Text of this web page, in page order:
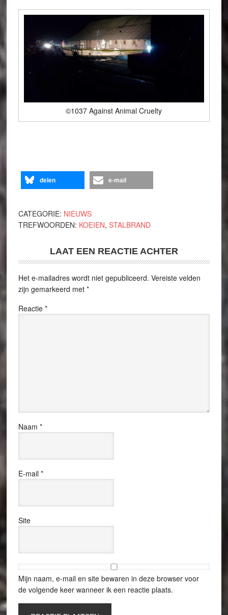
©1037 Against Animal Cruelty
delen e-mail
CATEGORIE: NIEUWS
TREFWOORDEN: KOEIEN, STALBRAND
LAAT EEN REACTIE ACHTER
Het e-mailadres wordt niet gepubliceerd. Vereiste velden
zijn gemarkeerd met *
Reactie *
Naam *
E-mail *
Site
Mijn naam, e-mail en site bewaren in deze browser voor
de volgende keer wanneer ik een reactie plaats.